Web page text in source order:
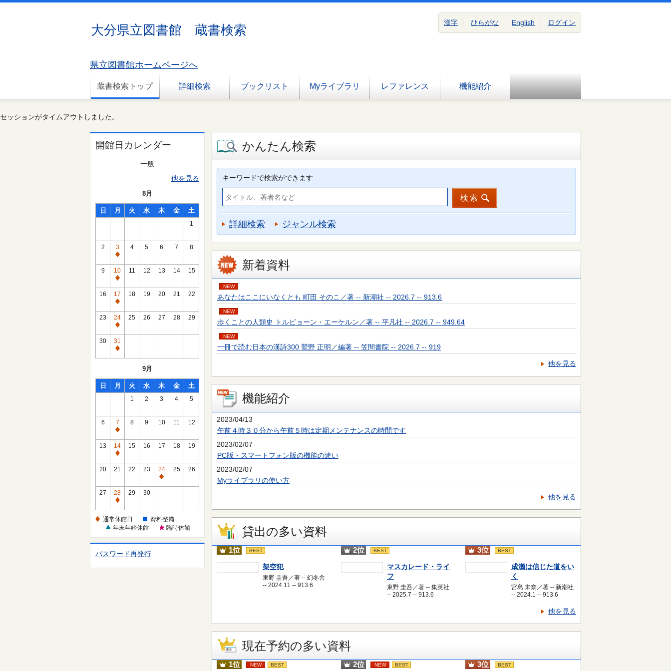
大分県立図書館 蔵書検索
県立図書館ホームページへ
蔵書検索トップ 詳細検索 ブックリスト Myライブラリ レファレンス 機能紹介
漢字 ひらがな English ログイン
セッションがタイムアウトしました。
開館日カレンダー
一般
他を見る
8月
日 月 火 水 木 金 土
1
2
3
通
常
休
館
日
4 5 6 7 8
9
10
通
常
休
館
日
11 12 13 14 15
16
17
通
常
休
館
日
18 19 20 21 22
23
24
通
常
休
館
25 26 27 28 29
30
31
通
館
日
9月
日 月 火 水 木 金 土
1 2 3 4 5
6
7
通
常
休
館
8 9 10 11 12
13
14
通
常
館
日
15 16 17 18 19
20 21 22 23
24
通
館
日
25 26
27
28
通
休
日
29 30
通常休館日
資料整備
年末年始休館
臨時休館
パスワード再発行
かんたん検索
キーワードで検索ができます
検索
詳細検索 ジャンル検索
新着資料
NEW
あなたはここにいなくとも 町田 そのこ／著 -- 新潮社 -- 2026.7 -- 913.6
NEW
歩くことの人類史 トルビョーン・エーケルン／著 -- 平凡社 -- 2026.7 -- 949.64
NEW
一冊で読む日本の漢詩300 鷲野 正明／編著 -- 笠間書院 -- 2026.7 -- 919
他を見る
機能紹介
2023/04/13
午前４時３０分から午前５時は定期メンテナンスの時間です
2023/02/07
PC版・スマートフォン版の機能の違い
2023/02/07
Myライブラリの使い方
他を見る
貸出の多い資料
1位 BEST
架空犯
東野 圭吾／著 -- 幻冬舎
-- 2024.11 -- 913.6
2位 BEST
マスカレード・ライ
フ
東野 圭吾／著 -- 集英社
-- 2025.7 -- 913.6
3位 BEST
成瀬は信じた道をい
く
宮島 未奈／著 -- 新潮社
-- 2024.1 -- 913.6
他を見る
現在予約の多い資料
1位 NEW BEST 2位 NEW BEST 3位 BEST